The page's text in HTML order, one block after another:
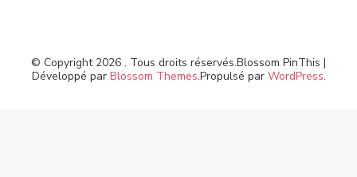
© Copyright 2026 . Tous droits réservés.Blossom PinThis |
Développé par Blossom Themes.Propulsé par WordPress.